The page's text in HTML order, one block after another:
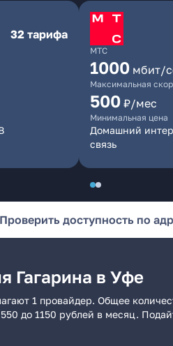
32 тарифа
МТС
1000 мбит/
Максимальная
500 ₽/мес
Минимальная цена
Домашний
связь
Проверить доступность по
Гагарина в Уфе
1 провайдер. Общее
до 1150 рублей в месяц.